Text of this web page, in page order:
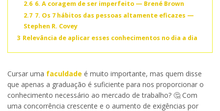
2.6 6. A coragem de ser imperfeito — Brené Brown
2.7 7. Os 7 hábitos das pessoas altamente eficazes —
Stephen R. Covey
3 Relevância de aplicar esses conhecimentos no dia a dia
Cursar uma faculdade é muito importante, mas quem disse
que apenas a graduação é suficiente para nos proporcionar o
conhecimento necessário ao mercado de trabalho? 🤔 Com
uma concorrência crescente e o aumento de exigências por